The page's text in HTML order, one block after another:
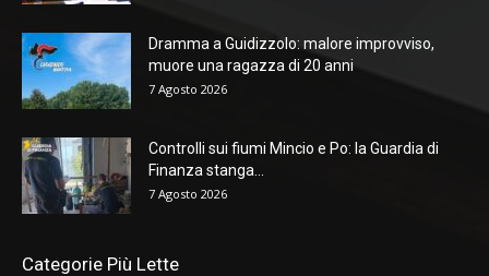
Dramma a Guidizzolo: malore improvviso,
muore una ragazza di 20 anni
7 Agosto 2026
Controlli sui fiumi Mincio e Po: la Guardia di
Finanza stanga...
7 Agosto 2026
Categorie Più Lette